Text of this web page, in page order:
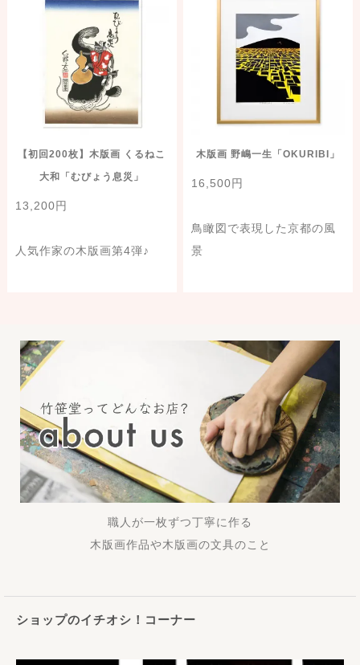
【初回200枚】木版画 くるねこ
大和「むびょう息災」
13,200円
人気作家の木版画第4弾♪
木版画 野嶋一生「OKURIBI」
16,500円
鳥瞰図で表現した京都の風
景
職人が一枚ずつ丁寧に作る
木版画作品や木版画の文具のこと
ショップのイチオシ！コーナー